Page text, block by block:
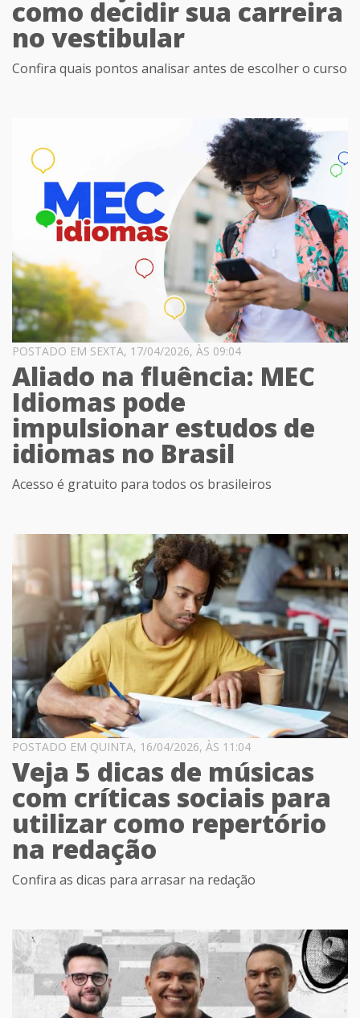
como decidir sua carreira
no vestibular
Confira quais pontos analisar antes de escolher o curso
POSTADO EM SEXTA, 17/04/2026, ÀS 09:04
Aliado na fluência: MEC
Idiomas pode
impulsionar estudos de
idiomas no Brasil
Acesso é gratuito para todos os brasileiros
POSTADO EM QUINTA, 16/04/2026, ÀS 11:04
Veja 5 dicas de músicas
com críticas sociais para
utilizar como repertório
na redação
Confira as dicas para arrasar na redação